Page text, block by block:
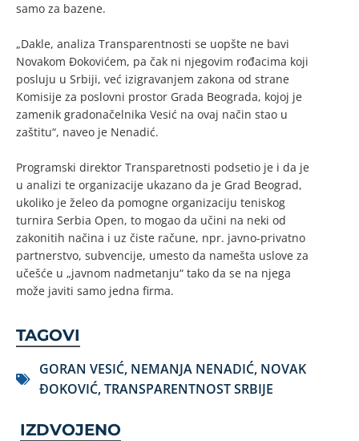
samo za bazene.
„Dakle, analiza Transparentnosti se uopšte ne bavi
Novakom Đokovićem, pa čak ni njegovim rođacima koji
posluju u Srbiji, već izigravanjem zakona od strane
Komisije za poslovni prostor Grada Beograda, kojoj je
zamenik gradonačelnika Vesić na ovaj način stao u
zaštitu“, naveo je Nenadić.
Programski direktor Transparetnosti podsetio je i da je
u analizi te organizacije ukazano da je Grad Beograd,
ukoliko je želeo da pomogne organizaciju teniskog
turnira Serbia Open, to mogao da učini na neki od
zakonitih načina i uz čiste račune, npr. javno-privatno
partnerstvo, subvencije, umesto da namešta uslove za
učešće u „javnom nadmetanju“ tako da se na njega
može javiti samo jedna firma.
TAGOVI
GORAN VESIĆ, NEMANJA NENADIĆ, NOVAK
ĐOKOVIĆ,TRANSPARENTNOST SRBIJE
IZDVOJENO